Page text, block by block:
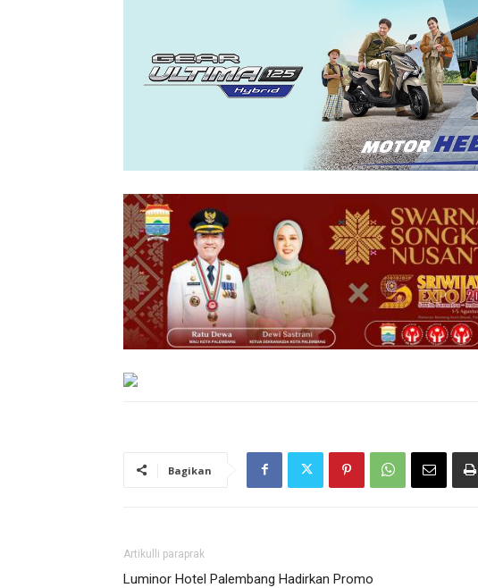
Bagikan
Artikulli paraprak
Luminor Hotel Palembang Hadirkan Promo